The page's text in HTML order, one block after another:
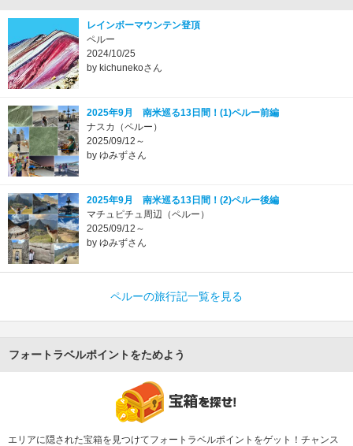
レインボーマウンテン登頂
ペルー
2024/10/25
by kichunekoさん
2025年9月 南米巡る13日間！(1)ペルー前編
ナスカ（ペルー）
2025/09/12～
by ゆみずさん
2025年9月 南米巡る13日間！(2)ペルー後編
マチュピチュ周辺（ペルー）
2025/09/12～
by ゆみずさん
ペルーの旅行記一覧を見る
フォートラベルポイントをためよう
エリアに隠された宝箱を見つけてフォートラベルポイントをゲット！チャンス